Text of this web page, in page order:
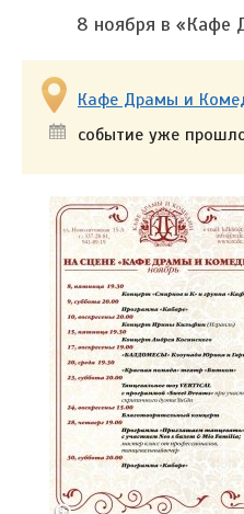
8 ноября в «Кафе
Кафе Драмы и
событие уже